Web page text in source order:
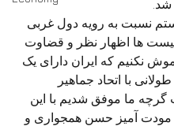
شد.
نسبت به رویه دول غربی
ها اظهار نظر و قضاوت
نکنیم که ایران دارای یک
با اتحاد جماهیر
ما موفق شدیم با این
مودت آمیز حسن همجواری و